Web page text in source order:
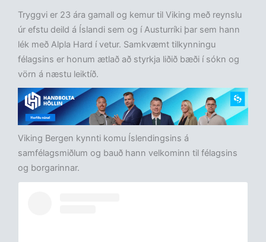
Tryggvi er 23 ára gamall og kemur til Viking með reynslu
úr efstu deild á Íslandi sem og í Austurríki þar sem hann
lék með Alpla Hard í vetur. Samkvæmt tilkynningu
félagsins er honum ætlað að styrkja liðið bæði í sókn og
vörn á næstu leiktíð.
Viking Bergen kynnti komu Íslendingsins á
samfélagsmiðlum og bauð hann velkominn til félagsins
og borgarinnar.